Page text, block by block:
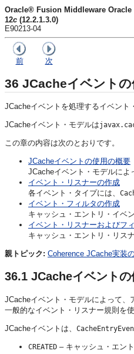
Oracle® Fusion Middleware Oracle
12c (12.2.1.3.0)
E90213-04
前 次
36 JCacheイベントの
JCacheイベントを処理するイベント
JCacheイベント・モデルは
この章の内容は次のとおりです。
JCacheイベントの使用の概要
JCacheイベント・モデルによ
イベント・リスナーの作成
各イベント・タイプには、
イベント・フィルタの作成
キャッシュ・エントリ・イベ
イベント・リスナーおよびフ
キャッシュ・エントリ・リス
親トピック: Coherence JCache実装
36.1 JCacheイベント
JCacheイベント・モデルによって、
一般的なイベント・リスナー規則を使
JCacheイベントは、
CREATED – キャッシュ・エン